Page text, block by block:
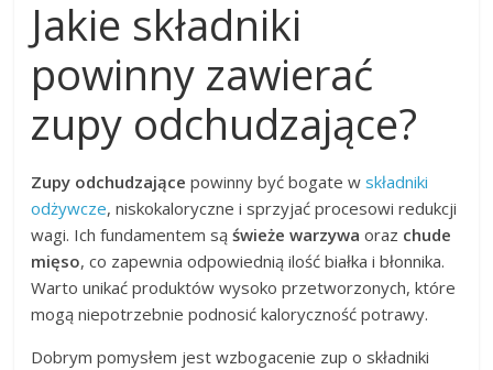
Jakie składniki
powinny zawierać
zupy odchudzające?
Zupy odchudzające powinny być bogate wskładniki
odżywcze, niskokaloryczne i sprzyjać procesowi redukcji
wagi. Ich fundamentem sąświeże warzywa oraz chude
mięso, co zapewnia odpowiednią ilość białka i błonnika.
Warto unikać produktów wysoko przetworzonych, które
mogą niepotrzebnie podnosić kaloryczność potrawy.
Dobrym pomysłem jest wzbogacenie zup o składniki